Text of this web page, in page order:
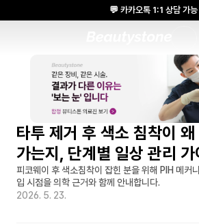
타투 제거 후 색소 침착이
가는지, 단계별 일상 관리 가
피코웨이 후 색소침착이 잡힌 분을 위해 PIH 메커
입 시점을 의학 근거와 함께 안내합니다.
2026. 5. 23.
💬 카카오톡 1:1 상담 가능
🌸 뷰티스톤의원 메디톡스 방콕 Cadaver